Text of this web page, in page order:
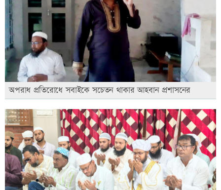
অপরাধ প্রতিরোধে সবাইকে সচেতন থাকার আহবান প্রশাসনের